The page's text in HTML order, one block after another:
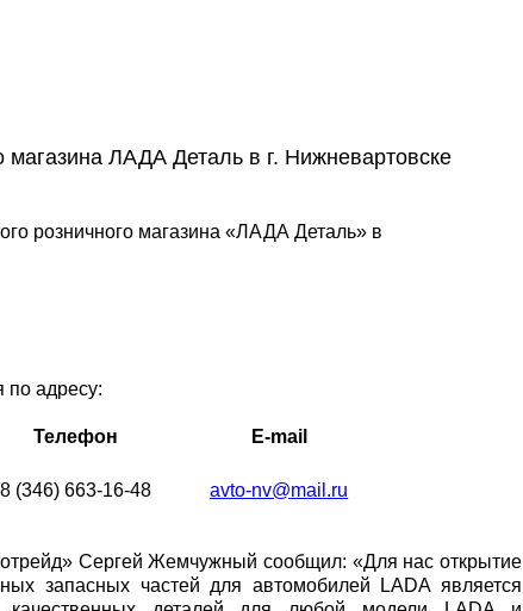
ЛАДА Деталь в г. Нижневартовске
розничного магазина «ЛАДА Деталь» в
по адресу:
Телефон E-mail
8 (346) 663-16-48 avto-nv@mail.ru
Сергей Жемчужный сообщил: «Для нас открытие
запасных частей для автомобилей LADA является